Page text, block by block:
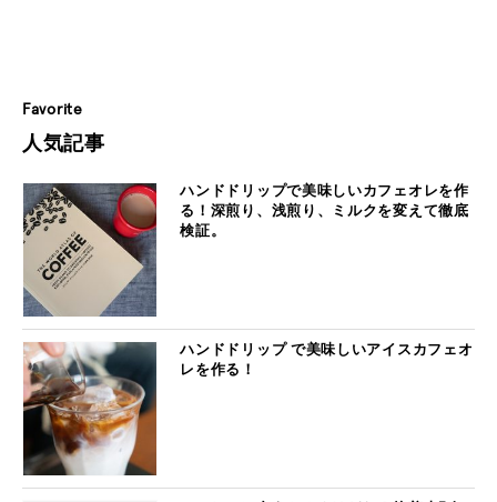
Favorite
人気記事
ハンドドリップで美味しいカフェオレを作
る！深煎り、浅煎り、ミルクを変えて徹底
検証。
ハンドドリップ で美味しいアイスカフェオ
レを作る！